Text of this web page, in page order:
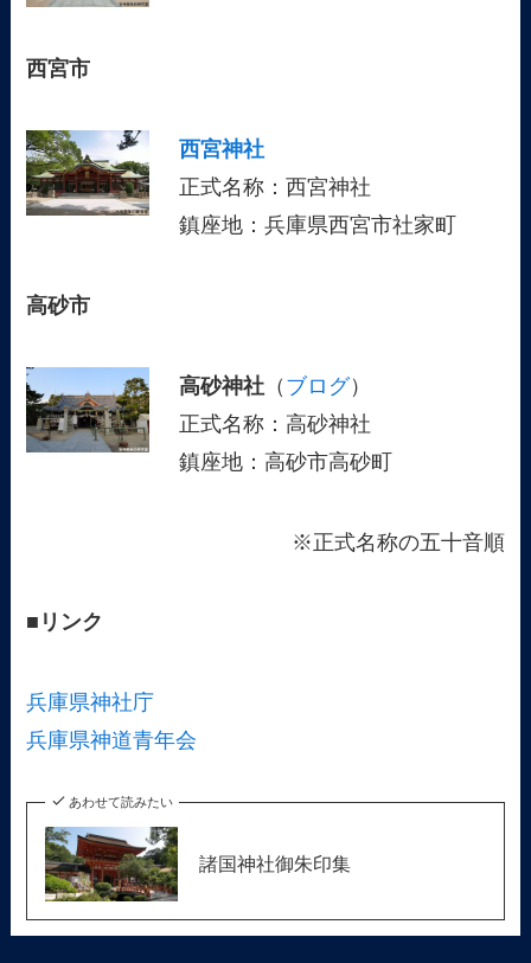
西宮市
西宮神社
正式名称：西宮神社
鎮座地：兵庫県西宮市社家町
高砂市
高砂神社（ ブログ）
正式名称：高砂神社
鎮座地：高砂市高砂町
※正式名称の五十音順
■リンク
兵庫県神社庁
兵庫県神道青年会
あわせて読みたい
諸国神社御朱印集